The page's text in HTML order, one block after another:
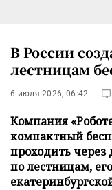
В России
лестницам
6 июля 2026, 06:42
Компания
компактный
проходить
по лестницам,